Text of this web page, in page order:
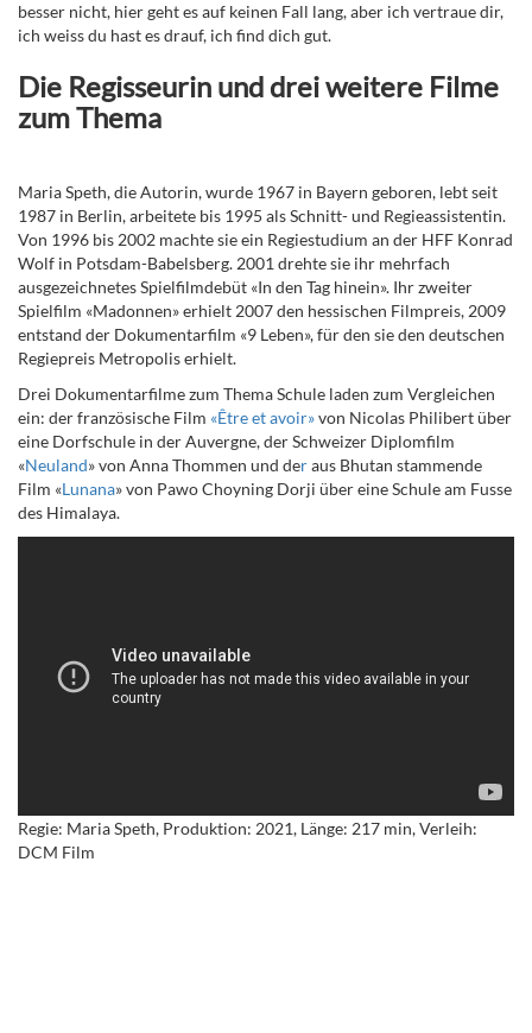
besser nicht, hier geht es auf keinen Fall lang, aber ich vertraue dir,
ich weiss du hast es drauf, ich find dich gut.
Die Regisseurin und drei weitere Filme
zum Thema
Maria Speth, die Autorin, wurde 1967 in Bayern geboren, lebt seit
1987 in Berlin, arbeitete bis 1995 als Schnitt- und Regieassistentin.
Von 1996 bis 2002 machte sie ein Regiestudium an der HFF Konrad
Wolf in Potsdam-Babelsberg. 2001 drehte sie ihr mehrfach
ausgezeichnetes Spielfilmdebüt «In den Tag hinein». Ihr zweiter
Spielfilm «Madonnen» erhielt 2007 den hessischen Filmpreis, 2009
entstand der Dokumentarfilm «9 Leben», für den sie den deutschen
Regiepreis Metropolis erhielt.
Drei Dokumentarfilme zum Thema Schule laden zum Vergleichen
ein: der französische Film «Êtreet avoir»von Nicolas Philibert über
eine Dorfschule in der Auvergne, der Schweizer Diplomfilm
«Neuland»von Anna Thommen und deraus Bhutan stammende
Film «Lunana»von Pawo Choyning Dorji über eine Schule am Fusse
des Himalaya.
Regie: Maria Speth, Produktion: 2021, Länge: 217 min, Verleih:
DCM Film